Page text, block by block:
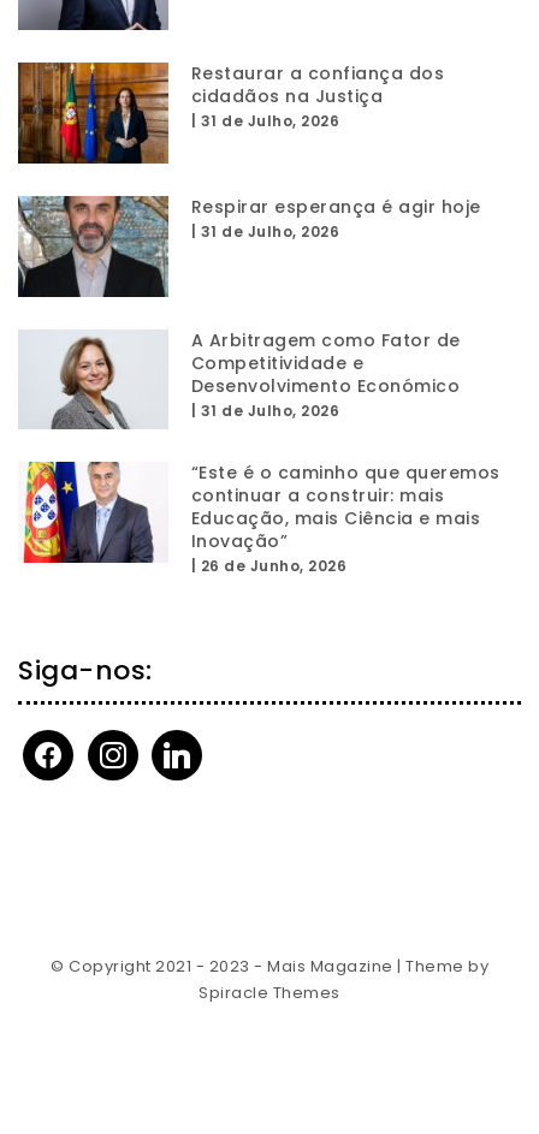
Restaurar a confiança dos
cidadãos na Justiça
31 de Julho, 2026
Respirar esperança é agir hoje
31 de Julho, 2026
A Arbitragem como Fator de
Competitividade e
Desenvolvimento Económico
31 de Julho, 2026
“Este é o caminho que queremos
continuar a construir: mais
Educação, mais Ciência e mais
Inovação”
26 de Junho, 2026
Siga-nos:
facebookinstagramlinkedin
© Copyright 2021 - 2023 - Mais Magazine | Theme by
Spiracle Themes